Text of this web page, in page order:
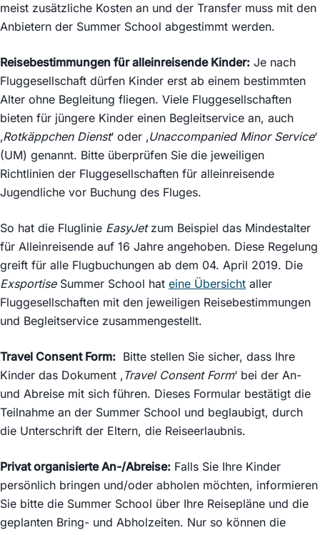
meist zusätzliche Kosten an und der Transfer muss mit den
Anbietern der Summer School abgestimmt werden.
Reisebestimmungen für alleinreisende Kinder: Je nach
Fluggesellschaft dürfen Kinder erst ab einem bestimmten
Alter ohne Begleitung fliegen. Viele Fluggesellschaften
bieten für jüngere Kinder einen Begleitservice an, auch
‚Rotkäppchen Dienst‘ oder ‚Unaccompanied Minor Service‘
(UM) genannt. Bitte überprüfen Sie die jeweiligen
Richtlinien der Fluggesellschaften für alleinreisende
Jugendliche vor Buchung des Fluges.
So hat die Fluglinie EasyJetzum Beispiel das Mindestalter
für Alleinreisende auf 16 Jahre angehoben. Diese Regelung
greift für alle Flugbuchungen ab dem 04. April 2019. Die
ExsportiseSummer School hat eine Übersicht aller
Fluggesellschaften mit den jeweiligen Reisebestimmungen
und Begleitservice zusammengestellt.
Travel Consent Form: Bitte stellen Sie sicher, dass Ihre
Kinder das Dokument ‚ Travel Consent Form‘ bei der An-
und Abreise mit sich führen. Dieses Formular bestätigt die
Teilnahme an der Summer School und beglaubigt, durch
die Unterschrift der Eltern, die Reiseerlaubnis.
Privat organisierte An-/Abreise: Falls Sie Ihre Kinder
persönlich bringen und/oder abholen möchten, informieren
Sie bitte die Summer School über Ihre Reisepläne und die
geplanten Bring- und Abholzeiten. Nur so können die